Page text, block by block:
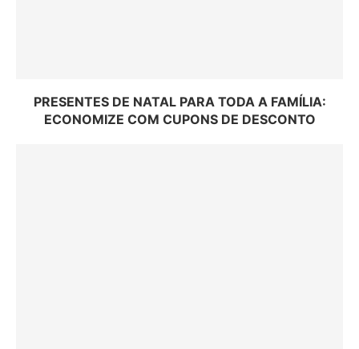
PRESENTES DE NATAL PARA TODA A FAMÍLIA:
ECONOMIZE COM CUPONS DE DESCONTO